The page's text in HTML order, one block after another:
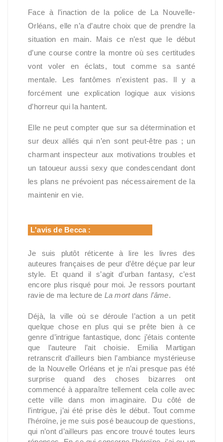
Face à l’inaction de la police de La Nouvelle-
Orléans, elle n’a d’autre choix que de prendre la
situation en main. Mais ce n’est que le début
d’une course contre la montre où ses certitudes
vont voler en éclats, tout comme sa santé
mentale. Les fantômes n’existent pas. Il y a
forcément une explication logique aux visions
d’horreur qui la hantent.
Elle ne peut compter que sur sa détermination et
sur deux alliés qui n’en sont peut-être pas ; un
charmant inspecteur aux motivations troubles et
un tatoueur aussi sexy que condescendant dont
les plans ne prévoient pas nécessairement de la
maintenir en vie.
L'avis de Becca :
Je suis plutôt réticente à lire les livres des
auteures françaises de peur d’être déçue par leur
style. Et quand il s’agit d’urban fantasy, c’est
encore plus risqué pour moi. Je ressors pourtant
ravie de ma lecture de La mort dans l'âme.
Déjà, la ville où se déroule l’action a un petit
quelque chose en plus qui se prête bien à ce
genre d’intrigue fantastique, donc j’étais contente
que l’auteure l’ait choisie. Emilia Martigan
retranscrit d’ailleurs bien l’ambiance mystérieuse
de la Nouvelle Orléans et je n’ai presque pas été
surprise quand des choses bizarres ont
commencé à apparaître tellement cela colle avec
cette ville dans mon imaginaire. Du côté de
l’intrigue, j’ai été prise dès le début. Tout comme
l’héroïne, je me suis posé beaucoup de questions,
qui n’ont d’ailleurs pas encore trouvé toutes leurs